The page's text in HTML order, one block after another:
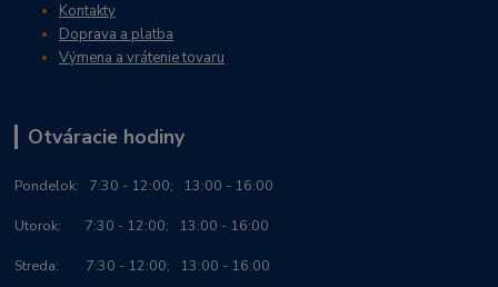
Kontakty
Doprava a platba
Výmena a vrátenie tovaru
Otváracie hodiny
Pondelok: 7:30 - 12:00; 13:00 - 16:00
Utorok: 7:30 - 12:00; 13:00 - 16:00
Streda: 7:30 - 12:00; 13:00 - 16:00